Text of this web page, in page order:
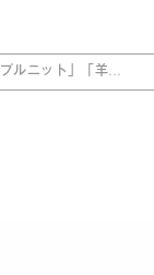
ルニット」「羊毛